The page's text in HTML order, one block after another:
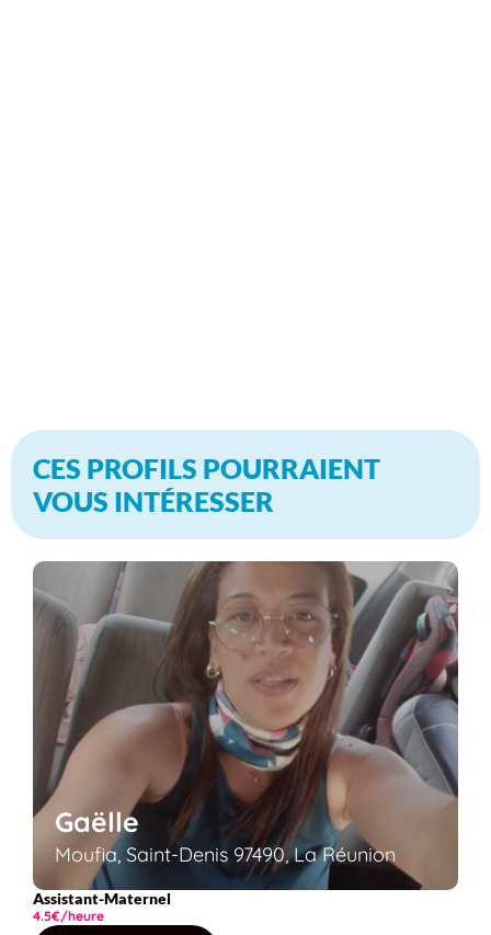
CES PROFILS POURRAIENT
VOUS INTÉRESSER
Gaëlle
Moufia, Saint-Denis 97490, La Réunion
Assistant-Maternel
4.5€/heure